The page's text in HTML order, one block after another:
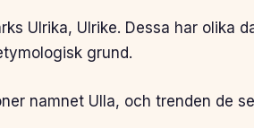
Ulrika, Ulrike. Dessa har olika
grund.
namnet Ulla, och trenden de